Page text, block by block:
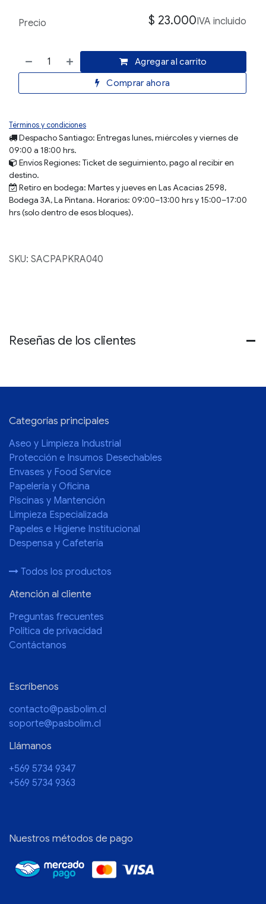
Agregar al carrito
Comprar ahora
Precio $ 23.000IVA incluido
Términos y condiciones
Despacho Santiago: Entregas lunes, miércoles y viernes de
09:00 a 18:00 hrs.
EnvíosRegiones: Ticket de seguimiento, pago al recibir en
destino.
Retiro en bodega: Martes y jueves en Las Acacias 2598,
Bodega 3A, La Pintana. Horarios: 09:00–13:00 hrs y 15:00–17:00
hrs (solo dentro de esos bloques).
SKU: SACPAPKRA040
Reseñas de los clientes
Categorías principales
Aseo y Limpieza Industrial
Protección e Insumos Desechables
Envases y Food Service
Papelería y Oficina
Piscinas y Mantención
Limpieza Especializada
Papeles e Higiene Institucional
Despensa y Cafetería
Todos los productos
Atención al cliente
Preguntas frecuentes
Política de privacidad
Contáctanos
Escríbenos
contacto@pasbolim.cl
soporte@pasbolim.cl
Llámanos
+569 5734 9347
+569 5734 9363
Nuestros métodos de pago